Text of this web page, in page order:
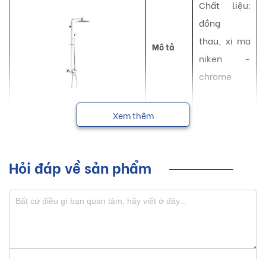
Mô tả
Chất liệu:
đồng
thau, xi mạ
niken –
chrome
Công
dụng
Sen tắm Luxta giúp tạo nên một phong cách độc đáo,
phong phú, mang đến một không gian sống hiện đại, tiện
Sơ lược về sản phẩm sen tắm Luxta
Xem thêm
Hỏi đáp về sản phẩm